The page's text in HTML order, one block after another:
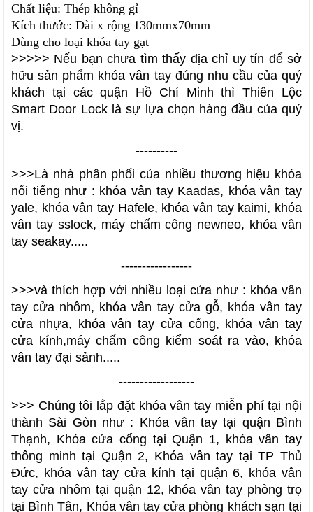
Chất liệu: Thép không gỉ
Kích thước: Dài x rộng 130mmx70mm
Dùng cho loại khóa tay gạt
>>>>> Nếu bạn chưa tìm thấy địa chỉ uy tín để sở
hữu sản phẩm khóa vân tayđúng nhu cầu của quý
khách tại các quận Hồ Chí Minh thìThiên Lộc
Smart Door Locklà sự lựa chọn hàng đầu của quý
vị.
----------
>>>Là nhà phân phối của nhiều thương hiệu khóa
nổi tiếng như : khóa vân tay Kaadas, khóa vân tay
yale, khóa vân tay Hafele, khóa vân tay kaimi, khóa
vân tay sslock, máy chấm công newneo, khóa vân
tay seakay.....
-----------------
>>>và thích hợp với nhiều loại cửa như : khóa vân
tay cửa nhôm, khóa vân tay cửa gỗ, khóa vân tay
cửa nhựa, khóa vân tay cửa cổng, khóa vân tay
cửa kính,máy chấm công kiểm soát ra vào, khóa
vân tay đại sảnh.....
------------------
>>> Chúng tôi lắp đặt khóa vân tay miễn phí tại nội
thành Sài Gòn như : Khóa vân tay tại quận Bình
Thạnh, Khóa cửa cổng tại Quận 1, khóa vân tay
thông minh tại Quận 2, Khóa vân tay tại TP Thủ
Đức, khóa vân tay cửa kính tại quận 6, khóa vân
tay cửa nhôm tại quận 12, khóa vân tay phòng trọ
tại Bình Tân, Khóa vân tay cửa phòng khách sạn tại